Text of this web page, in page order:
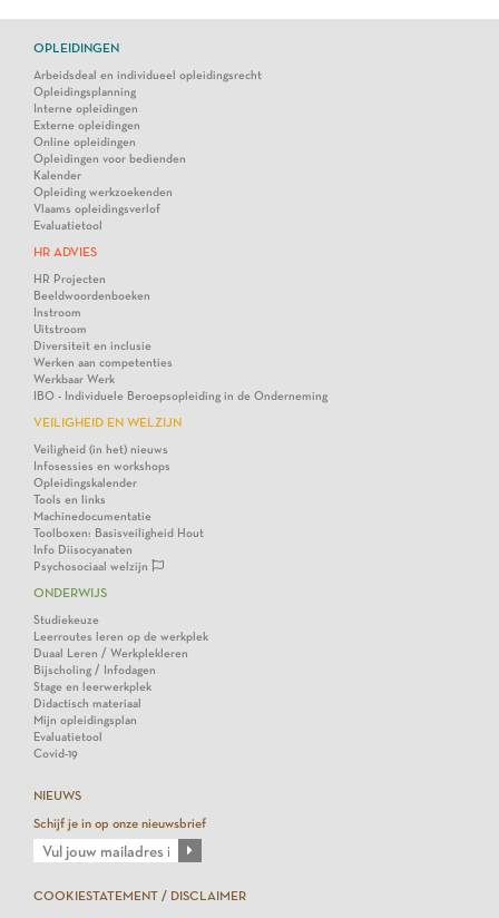
OPLEIDINGEN
Arbeidsdeal en individueel opleidingsrecht
Opleidingsplanning
Interne opleidingen
Externe opleidingen
Online opleidingen
Opleidingen voor bedienden
Kalender
Opleiding werkzoekenden
Vlaams opleidingsverlof
Evaluatietool
HR ADVIES
HR Projecten
Beeldwoordenboeken
Instroom
Uitstroom
Diversiteit en inclusie
Werken aan competenties
Werkbaar Werk
IBO - Individuele Beroepsopleiding in de Onderneming
VEILIGHEID EN WELZIJN
Veiligheid (in het) nieuws
Infosessies en workshops
Opleidingskalender
Tools en links
Machinedocumentatie
Toolboxen: Basisveiligheid Hout
Info Diisocyanaten
Psychosociaal welzijn
ONDERWIJS
Studiekeuze
Leerroutes leren op de werkplek
Duaal Leren / Werkplekleren
Bijscholing / Infodagen
Stage en leerwerkplek
Didactisch materiaal
Mijn opleidingsplan
Evaluatietool
Covid-19
NIEUWS
Schijf je in op onze nieuwsbrief
COOKIESTATEMENT / DISCLAIMER